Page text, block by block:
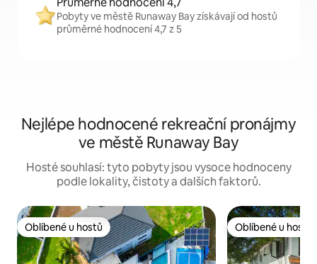
Pobyty ve městě Runaway Bay získávají od hostů
průměrné hodnocení 4,7 z 5
Nejlépe hodnocené rekreační pronájmy
ve městě Runaway Bay
Hosté souhlasí: tyto pobyty jsou vysoce hodnoceny
podle lokality, čistoty a dalších faktorů.
Oblíbené u hostů
Oblíbené u hostů Oblíbené u hostů
Oblíbené u hostů